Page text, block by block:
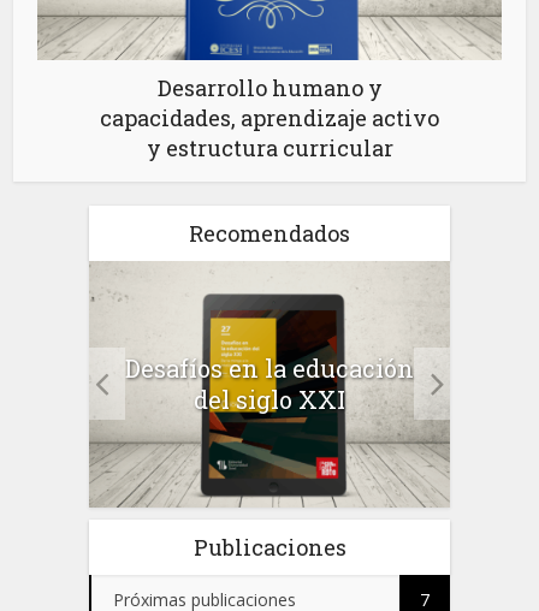
Desarrollo humano y
capacidades, aprendizaje activo
y estructura curricular
Recomendados
Desafíos en la educación
del siglo XXI
Publicaciones
Próximas publicaciones 7